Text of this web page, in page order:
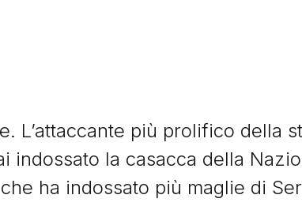
L’attaccante più prolifico della
indossato la casacca della
ha indossato più maglie di